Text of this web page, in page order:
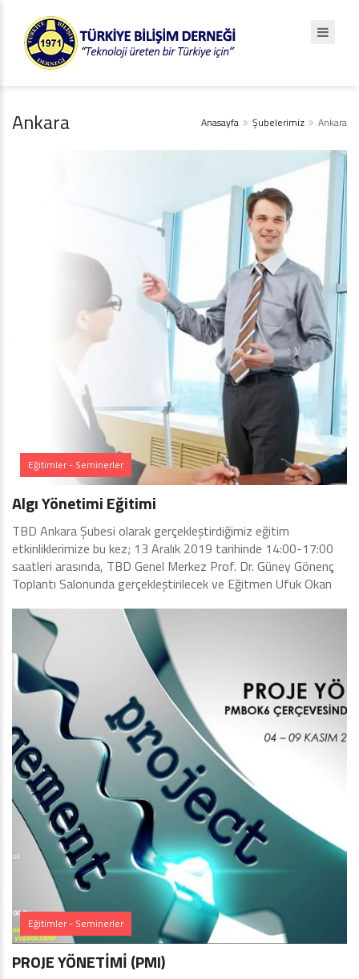
Ankara Anasayfa Şubelerimiz Ankara
Eğitimler - Seminerler
Algı Yönetimi Eğitimi
TBD Ankara Şubesi olarak gerçekleştirdiğimiz eğitim
etkinliklerimize bu kez; 13 Aralık 2019 tarihinde 14:00-17:00
saatleri arasında, TBD Genel Merkez Prof. Dr. Güney Gönenç
Toplantı Salonunda gerçekleştirilecek ve Eğitmen Ufuk Okan
Eğitimler - Seminerler
PROJE YÖNETİMİ (PMI)